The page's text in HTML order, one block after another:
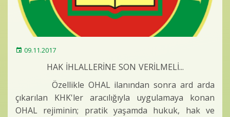
Baro Bültenleri
İletişim
09.11.2017
HAK İHLALLERİNE SON VERİLMELİ...
Özellikle OHAL ilanından sonra ard arda
çıkarılan KHK'ler aracılığıyla uygulamaya konan
OHAL rejiminin; pratik yaşamda hukuk, hak ve